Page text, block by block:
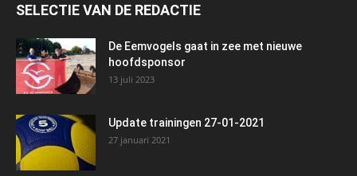
SELECTIE VAN DE REDACTIE
De Eemvogels gaat in zee met nieuwe
hoofdsponsor
13 juli 2023
Update trainingen 27-01-2021
27 januari 2021